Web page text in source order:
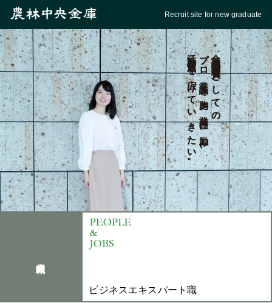
Recruit site for new graduate
金融機関職員としての
プロ意識を胸に業務に励み、
活動領域を広げていきたい。
ビジネスエキスパート職